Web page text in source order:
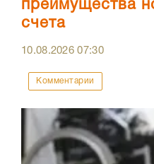
преимущества
счета
10.08.202607:30
Комментарии